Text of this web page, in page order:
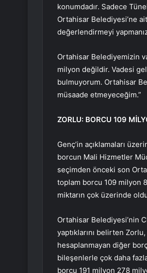
konumdadır. Sadece
Ortahisar Belediyesi’ne
değerlendirmeyi
Ortahisar Belediyemizin
milyon değildir. Vadesi
bulmuyorum. Ortahisar
müsaade etmeyeceğim.”
ZORLU: BORCU 109
Genç’in açıklamaları
borcun Mali Hizmetler
seçimden önceki son
toplam borcu 109 milyon
miktarın çok üzerinde
Ortahisar Belediyesi’nin
yaptıklarını belirten
hesaplanmayan diğer
bileşenlerle çok daha
borcu 191 milyon 278